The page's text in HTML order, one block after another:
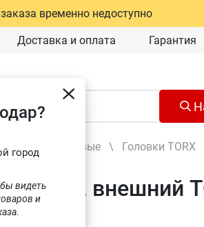
временно недоступно
Доставка и оплата Гарантия
город
видеть
и
Головки торцевые \ Головки TORX
1/4"DR, внешний